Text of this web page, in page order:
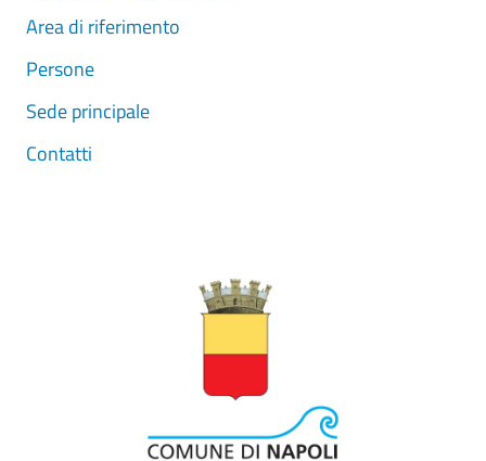
Area di riferimento
Persone
Sede principale
Contatti